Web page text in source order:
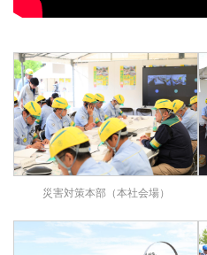
災害対策本部（本社会場）